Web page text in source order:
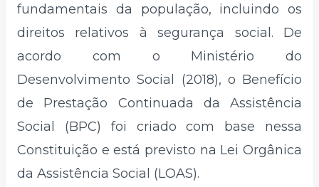
fundamentais da população, incluindo os
direitos relativos à segurança social. De
acordo com o Ministério do
Desenvolvimento Social (2018), o Benefício
de Prestação Continuada da Assistência
Social (BPC) foi criado com base nessa
Constituição e está previsto na Lei Orgânica
da Assistência Social (LOAS).